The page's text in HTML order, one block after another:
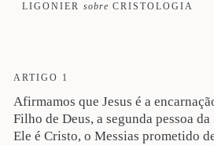
LIGONIER sobre CRISTOLOGIA
ARTIGO 1
Afirmamos que Jesus é a
Filho de Deus, a segunda pessoa
Ele é Cristo, o Messias prometido